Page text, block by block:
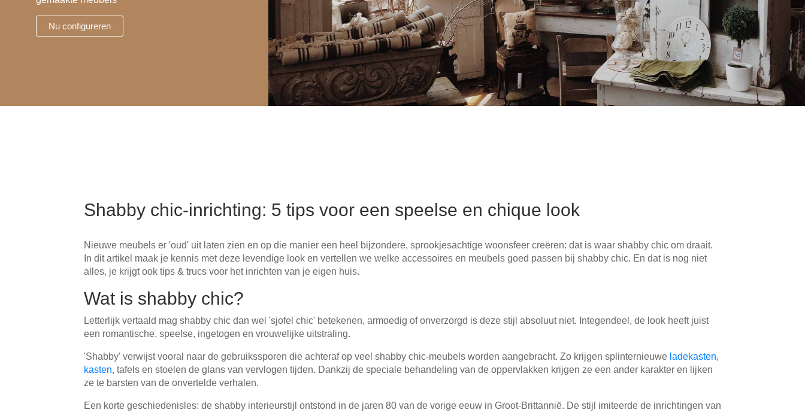
Nu configureren
Shabby chic-inrichting: 5 tips voor een speelse en chique look
Nieuwe meubels er 'oud' uit laten zien en op die manier een heel bijzondere, sprookjesachtige woonsfeer creëren: dat is waar shabby chic om draait.
In dit artikel maak je kennis met deze levendige look en vertellen we welke accessoires en meubels goed passen bij shabby chic. En dat is nog niet
alles, je krijgt ook tips & trucs voor het inrichten van je eigen huis.
Wat is shabby chic?
Letterlijk vertaald mag shabby chic dan wel 'sjofel chic' betekenen, armoedig of onverzorgd is deze stijl absoluut niet. Integendeel, de look heeft juist
een romantische, speelse, ingetogen en vrouwelijke uitstraling.
'Shabby' verwijst vooral naar de gebruikssporen die achteraf op veel shabby chic-meubels worden aangebracht. Zo krijgen splinternieuwe ladekasten,
kasten, tafels en stoelen de glans van vervlogen tijden. Dankzij de speciale behandeling van de oppervlakken krijgen ze een ander karakter en lijken
ze te barsten van de onvertelde verhalen.
Een korte geschiedenisles: de shabby interieurstijl ontstond in de jaren 80 van de vorige eeuw in Groot-Brittannië. De stijl imiteerde de inrichtingen van
Hoekbanken
Massief houten meubels
Slaapbanken & -fauteuils
Voor schuine wanden
Glaswerelden